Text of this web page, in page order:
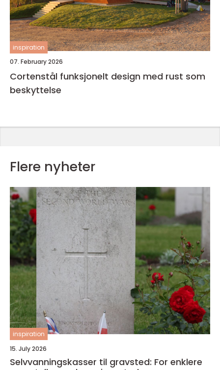
inspiration
07. February 2026
Cortenstål funksjonelt design med rust som
beskyttelse
Flere nyheter
inspiration
15. July 2026
Selvvanningskasser til gravsted: For enklere